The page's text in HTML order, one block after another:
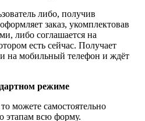
либо, получив
заказ, укомплектовав
либо соглашается на
есть сейчас. Получает
на мобильный телефон и ждёт
режиме
можете самостоятельно
этапам всю форму.